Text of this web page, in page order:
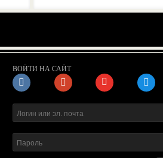
ВОЙТИ НА САЙТ